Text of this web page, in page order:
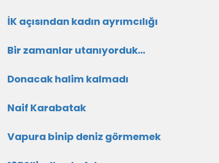
İK açısından kadın ayrımcılığı
Bir zamanlar utanıyorduk…
Donacak halim kalmadı
Naif Karabatak
Vapura binip deniz görmemek